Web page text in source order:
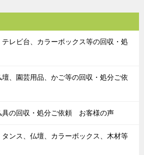
テレビ台、カラーボックス等の回収・処
壇、園芸用品、かご等の回収・処分ご依
具の回収・処分ご依頼 お客様の声
タンス、仏壇、カラーボックス、木材等